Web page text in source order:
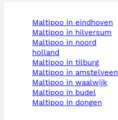
maltipoo in eindhoven
maltipoo in hilversum
maltipoo in noord
holland
maltipoo in tilburg
maltipoo in amstelveen
maltipoo in waalwijk
maltipoo in budel
maltipoo in dongen